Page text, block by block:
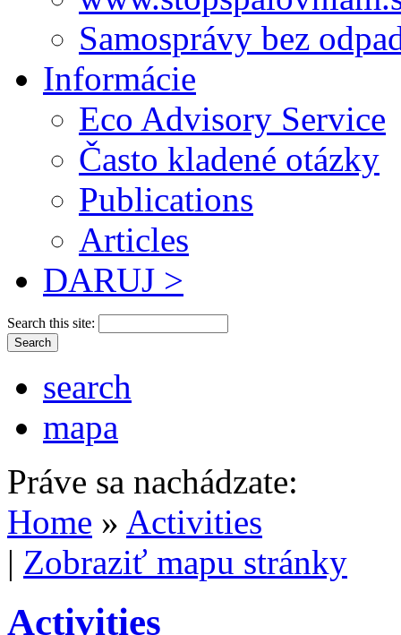
Samosprávy bez
Informácie
Eco Advisory Service
Často kladené otázky
Publications
Articles
DARUJ >
Search this site:
search
mapa
Práve sa nachádzate:
Home » Activities
| Zobraziť mapu stránky
Activities